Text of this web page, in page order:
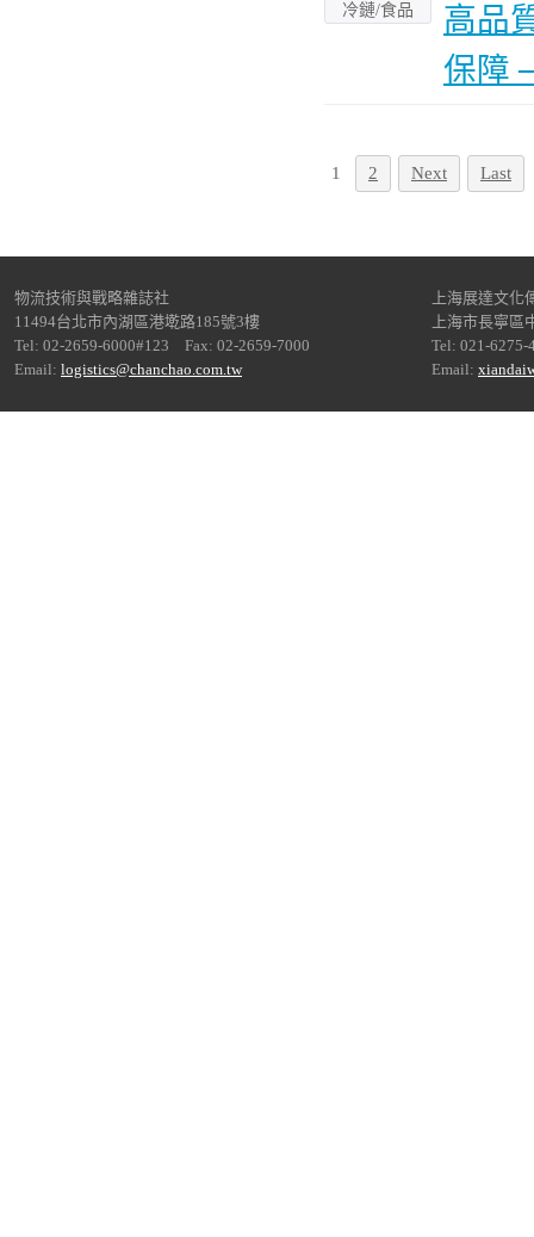
冷鏈/食品
高品
保障
1 2 Next Last
物流技術與戰略雜誌社
11494台北市內湖區港墘路185號3樓
Tel: 02-2659-6000#123 Fax: 02-2659-7000
Email: logistics@chanchao.com.tw
上海展達文化
上海市長寧區
Tel: 021-6275-
Email: